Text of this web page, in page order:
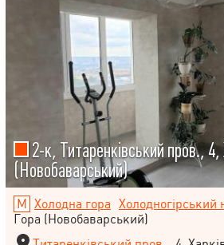
2-к, Титаренківський пров.,
(Новобаварський)
Холодна гора Холодногірський
Гора (Новобаварський)